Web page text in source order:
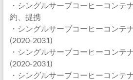
・シングルサーブコーヒーコンテ
約、提携
・シングルサーブコーヒーコンテ
(2020-2031)
・シングルサーブコーヒーコンテ
(2020-2031)
・シングルサーブコーヒーコンテ